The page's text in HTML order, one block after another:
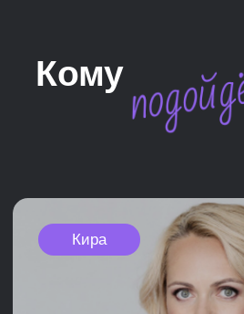
Навыки стратег-планирования
Научитесь системно смотреть на бизнес
Аналитика и вычисления
Сможете в расчет метрик, конверсий и
оценку стоимости любых HR-процессов
Будете уверенно себя чувствовать
в управлении всеми HR-функциями